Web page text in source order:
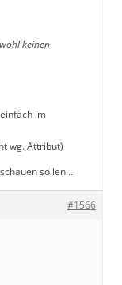
keinen
im
wg. Attribut)
sollen…
#1566